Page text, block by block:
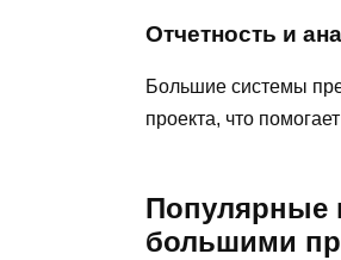
Отчетность и
Большие системы
проекта, что
Популярные
большими